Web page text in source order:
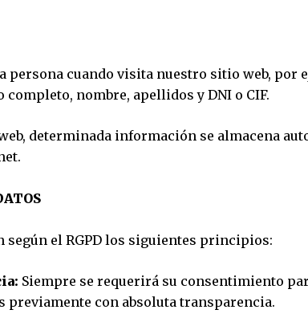
cuando visita nuestro sitio web, por
nombre, apellidos y DNI o CIF.
determinada información se almacena
según el RGPD los siguientes principios:
Siempre se requerirá su consentimiento
con absoluta transparencia.